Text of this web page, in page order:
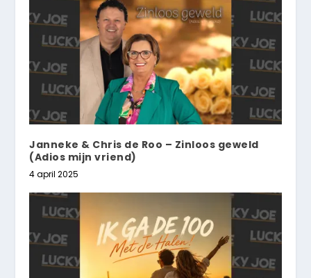
Janneke & Chris de Roo – Zinloos geweld
(Adios mijn vriend)
4 april 2025